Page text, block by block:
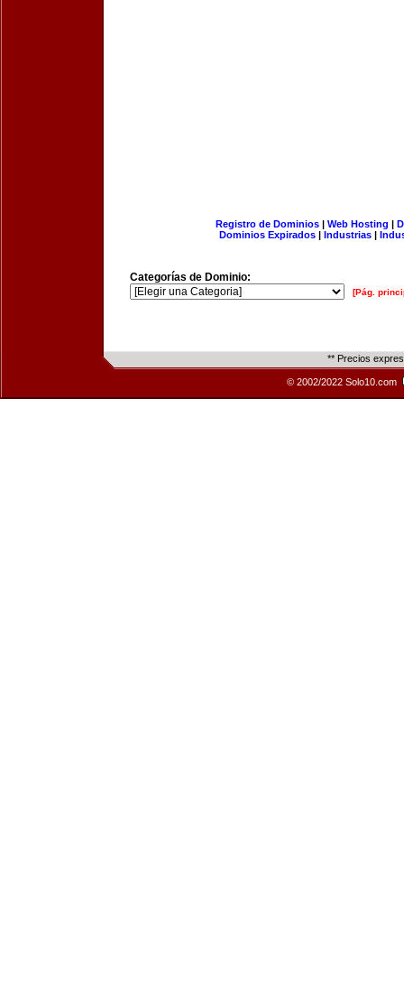
Registro de Dominios| Web Hosting |
Dominios Expirados | Industrias |
Categorías de Dominio:
[Pág.
** Precios
© 2002/2022 Solo10.com